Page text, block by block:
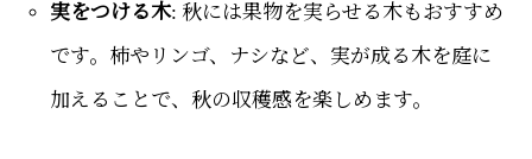
実をつける木: 秋には果物を実らせる木もおすすめ
です。柿やリンゴ、ナシなど、実が成る木を庭に
加えることで、秋の収穫感を楽しめます。